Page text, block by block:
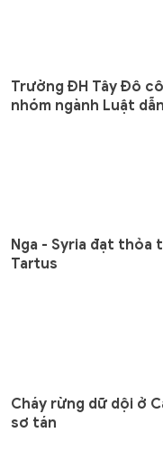
Trường ĐH Tây Đô
nhóm ngành Luật
Nga - Syria đạt thỏa
Tartus
Cháy rừng dữ dội ở
sơ tán